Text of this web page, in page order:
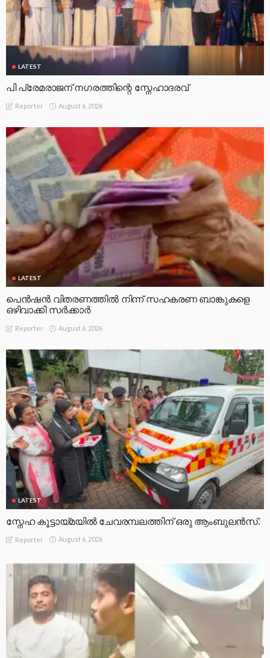
LATEST
പി പ്രേമരാജന് നഗരത്തിന്റെ സ്നേഹാദരവ്
Reporter August 6, 2026
LATEST
പെൻഷൻ വിതരണത്തിൽ നിന്ന് സഹകരണ ബാങ്കുകളെ
ഒഴിവാക്കി സർക്കാർ
Reporter August 6, 2026
LATEST
സ്നേഹ കൂട്ടായ്മയിൽ ചേവരമ്പലത്തിന് ഒരു ആംബുലൻസ്.
Reporter August 6, 2026